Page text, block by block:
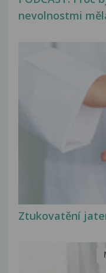
nevolnostmi
Ztukovatění